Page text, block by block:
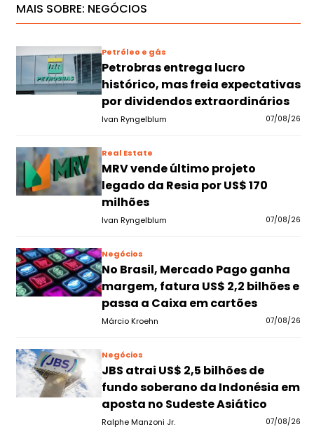
MAIS SOBRE: NEGÓCIOS
Petróleo e gás
Petrobras entrega lucro
histórico, mas freia expectativas
por dividendos extraordinários
Ivan Ryngelblum 07/08/26
Real Estate
MRV vende último projeto
legado da Resia por US$ 170
milhões
Ivan Ryngelblum 07/08/26
Negócios
No Brasil, Mercado Pago ganha
margem, fatura US$ 2,2 bilhões e
passa a Caixa em cartões
Márcio Kroehn 07/08/26
Negócios
JBS atrai US$ 2,5 bilhões de
fundo soberano da Indonésia em
aposta no Sudeste Asiático
Ralphe Manzoni Jr. 07/08/26